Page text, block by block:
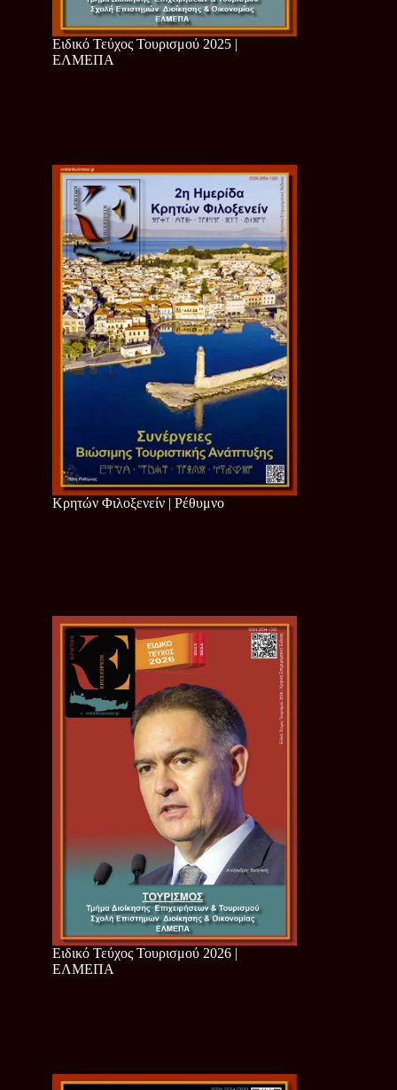
Ειδικό Τεύχος Τουρισμού 2025 |
ΕΛΜΕΠΑ
Κρητών Φιλοξενείν | Ρέθυμνο
Ειδικό Τεύχος Τουρισμού 2026 |
ΕΛΜΕΠΑ